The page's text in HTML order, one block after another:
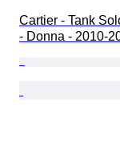
Cartier - Tank
- Donna - 2010-